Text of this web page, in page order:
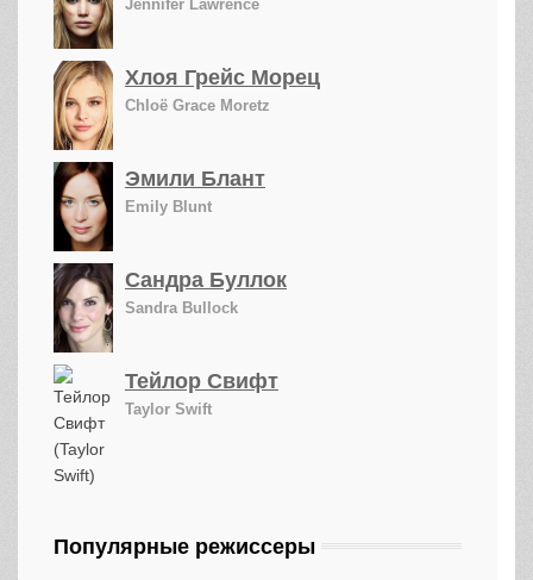
Jennifer Lawrence
Хлоя Грейс Морец
Chloë Grace Moretz
Эмили Блант
Emily Blunt
Сандра Буллок
Sandra Bullock
Тейлор Свифт
Taylor Swift
Популярные режиссеры